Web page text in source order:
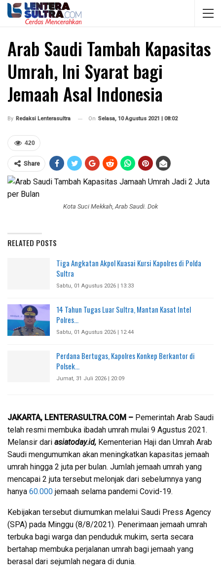
Arab Saudi Tambah Kapasitas
Umrah, Ini Syarat bagi
Jemaah Asal Indonesia
By Redaksi Lenterasultra On Selasa, 10 Agustus 2021 | 08:02
420
Share
Kota Suci Mekkah, Arab Saudi. Dok
RELATED POSTS
Tiga Angkatan Akpol Kuasai Kursi Kapolres di Polda
Sultra
Sabtu, 01 Agustus 2026 | 13:33
14 Tahun Tugas Luar Sultra, Mantan Kasat Intel
Polres…
Sabtu, 01 Agustus 2026 | 12:44
Perdana Bertugas, Kapolres Konkep Berkantor di
Polsek…
Jumat, 31 Juli 2026 | 20:09
JAKARTA, LENTERASULTRA.COM – Pemerintah Arab Saudi
telah resmi membuka ibadah umrah mulai 9 Agustus 2021.
Melansir dari asiatoday.id, Kementerian Haji dan Umrah Arab
Saudi mengumumkan akan meningkatkan kapasitas jemaah
umrah hingga 2 juta per bulan. Jumlah jemaah umrah yang
mencapai 2 juta tersebut melonjak dari sebelumnya yang
hanya 60.000 jemaah selama pandemi Covid-19.
Kebijakan tersebut diumumkan melalui Saudi Press Agency
(SPA) pada Minggu (8/8/2021). Penerimaan jemaah umrah
terbuka bagi warga dan penduduk mukim, serta secara
bertahap membuka perjalanan umrah bagi jemaah yang
berasal dari sejumlah negara di dunia.